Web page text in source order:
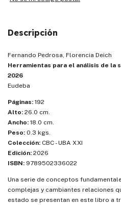
Descripción
Fernando Pedrosa, Florencia Deich
Herramientas para el análisis de la
2026
Eudeba
Páginas: 192
Alto: 26.0 cm.
Ancho: 18.0 cm.
Peso: 0.3 kgs.
Colección: CBC - UBA XXI
Edición: 2026
ISBN: 9789502336022
Una serie de conceptos
complejas y cambiantes relaciones
estado se presentan en este libro a